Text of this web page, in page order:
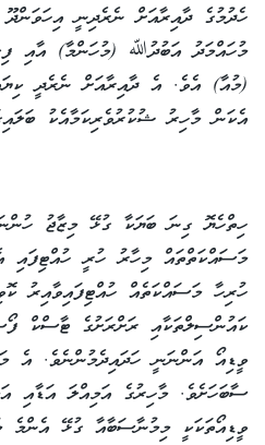
ހެދުމުގެ ދާއިރާއަށް ނެރެދިނީ
މުހައްމަދު އަބުދުﷲ (މުހަންމާ) އާއި
(މުއާ) އެވެ. އެ ދާއިރާއަށް ނެރެދީ
އެކަން މާހިރު ޝުކުރުވެރިކަމާއެކު
ހިތްހެޔޮ ގިނަ ބަޔަކާ ގުޅޭ މިޒާޖު
ކައުންސިލްތަކާއި ރަށްރަށުގެ ޓާސްކް
ވީޑިއޯ އަންނަނީ ހަދައިދެމުންނެވެ. އެ
ސާބަހަށެވެ. މާހިރުގެ އަމިއްލަ އަޑާއި
ވީޑިއޯތަކަކީ މިމުނާސަބާއާ ގުޅޭ އެންމެ